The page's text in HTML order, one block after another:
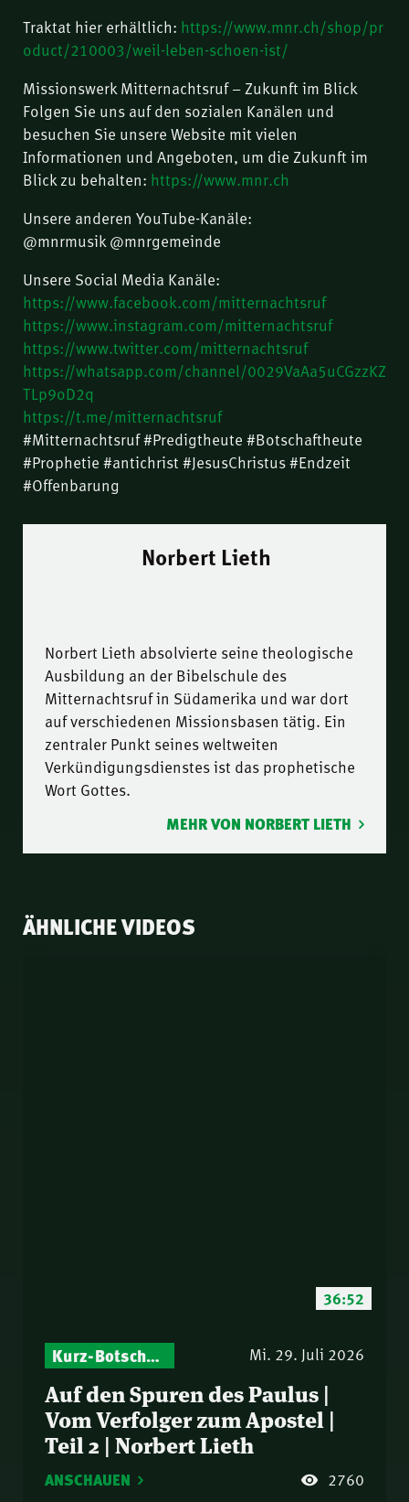
Traktat hier erhältlich: https://www.mnr.ch/shop/pr
oduct/210003/weil-leben-schoen-ist/
Missionswerk Mitternachtsruf – Zukunft im Blick
Folgen Sie uns auf den sozialen Kanälen und
besuchen Sie unsere Website mit vielen
Informationen und Angeboten, um die Zukunft im
Blick zu behalten: https://www.mnr.ch
Unsere anderen YouTube-Kanäle:
@mnrmusik @mnrgemeinde
Unsere Social Media Kanäle:
https://www.facebook.com/mitternachtsruf
https://www.instagram.com/mitternachtsruf
https://www.twitter.com/mitternachtsruf
https://whatsapp.com/channel/0029VaAa5uCGzzKZ
TLp9oD2q
https://t.me/mitternachtsruf
#Mitternachtsruf #Predigtheute #Botschaftheute
#Prophetie #antichrist #JesusChristus #Endzeit
#Offenbarung
Norbert Lieth
Norbert Lieth absolvierte seine theologische
Ausbildung an der Bibelschule des
Mitternachtsruf in Südamerika und war dort
auf verschiedenen Missionsbasen tätig. Ein
zentraler Punkt seines weltweiten
Verkündigungsdienstes ist das prophetische
Wort Gottes.
MEHR VON NORBERT LIETH
ÄHNLICHE VIDEOS
36:52
Kurz-Botschaften – Biblische Impulse mit Zukunft im Blick Mi. 29. Juli 2026
Auf den Spuren des Paulus |
Vom Verfolger zum Apostel |
Teil 2 | Norbert Lieth
ANSCHAUEN 2760